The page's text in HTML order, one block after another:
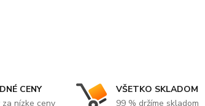
CENY
za nízke ceny
VŠETKO SKLADOM
99 % držíme skladom